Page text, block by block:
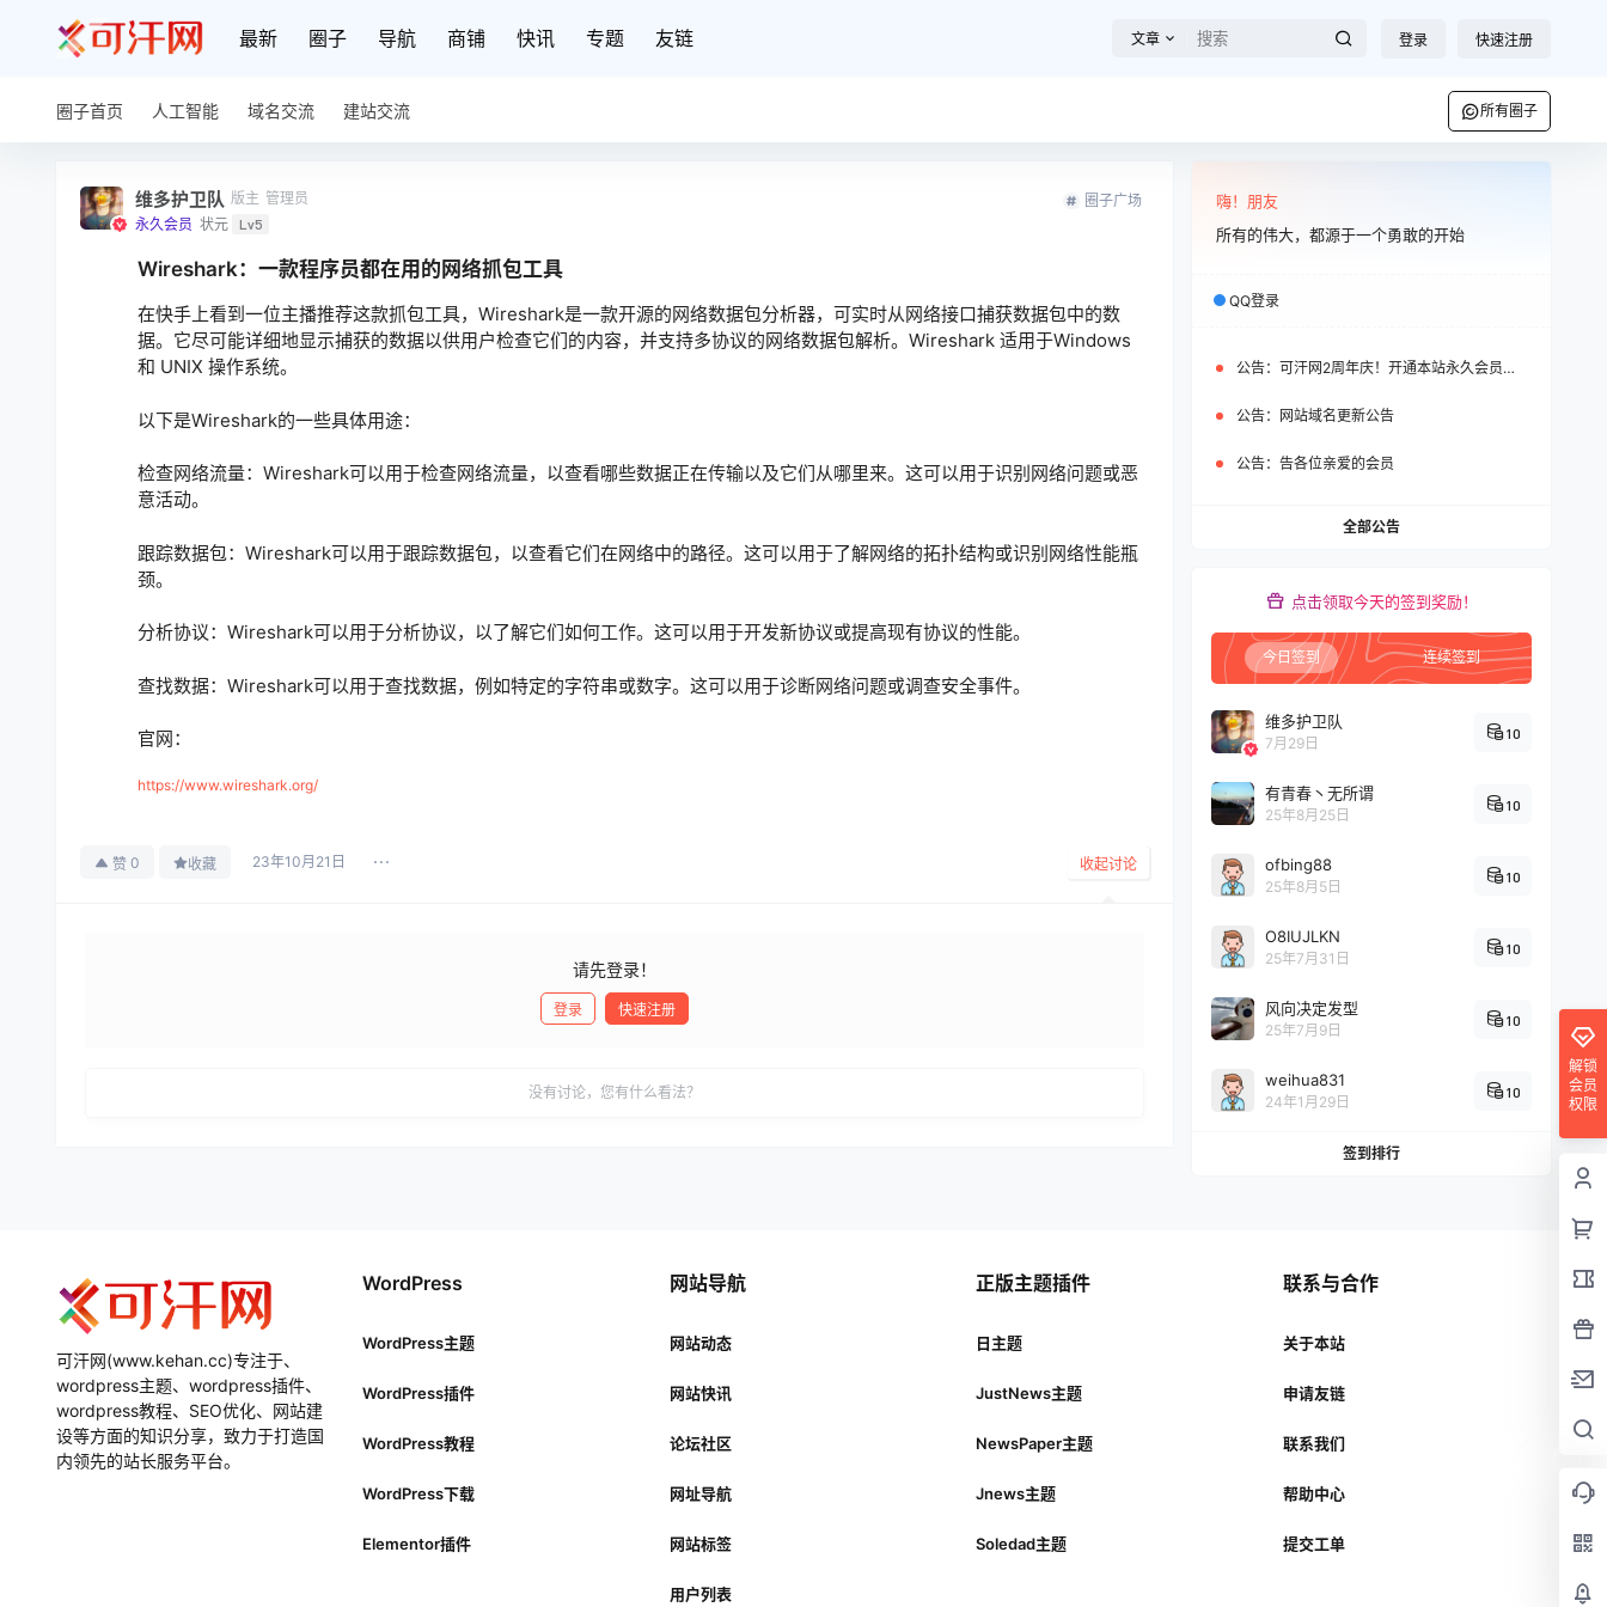
最新 圈子 导航 商铺 快讯 专题 友链 文章 登录 快速注册
圈子首页 人工智能 域名交流 建站交流 所有圈子
维多护卫队 版主 管理员
永久会员 状元 Lv5
圈子广场
Wireshark：一款程序员都在用的网络抓包工具
在快手上看到一位主播推荐这款抓包工具，Wireshark是一款开源的网络数据包分析器，可实时从网络接口捕获数据包中的数
据。它尽可能详细地显示捕获的数据以供用户检查它们的内容，并支持多协议的网络数据包解析。Wireshark 适用于Windows
和 UNIX 操作系统。
以下是Wireshark的一些具体用途：
检查网络流量：Wireshark可以用于检查网络流量，以查看哪些数据正在传输以及它们从哪里来。这可以用于识别网络问题或恶
意活动。
跟踪数据包：Wireshark可以用于跟踪数据包，以查看它们在网络中的路径。这可以用于了解网络的拓扑结构或识别网络性能瓶
颈。
分析协议：Wireshark可以用于分析协议，以了解它们如何工作。这可以用于开发新协议或提高现有协议的性能。
查找数据：Wireshark可以用于查找数据，例如特定的字符串或数字。这可以用于诊断网络问题或调查安全事件。
官网：
https://www.wireshark.org/
赞 0 收藏 23年10月21日 收起讨论
请先登录！
登录 快速注册
没有讨论，您有什么看法？
嗨！朋友
所有的伟大，都源于一个勇敢的开始
QQ登录
公告： 可汗网2周年庆！开通本站永久会员即可免费获赠WP之家永久会员
公告： 网站域名更新公告
公告： 告各位亲爱的会员
全部公告
点击领取今天的签到奖励！
今日签到 连续签到
维多护卫队
7月29日
10
有青春丶无所谓
25年8月25日
10
ofbing88
25年8月5日
10
O8IUJLKN
25年7月31日
10
风向决定发型
25年7月9日
10
weihua831
24年1月29日
10
签到排行
解锁
会员
权限
可汗网(www.kehan.cc)专注于、
wordpress主题、wordpress插件、
wordpress教程、SEO优化、网站建
设等方面的知识分享，致力于打造国
内领先的站长服务平台。
WordPress
WordPress主题
WordPress插件
WordPress教程
WordPress下载
Elementor插件
网站导航
网站动态
网站快讯
论坛社区
网址导航
网站标签
用户列表
正版主题插件
日主题
JustNews主题
NewsPaper主题
Jnews主题
Soledad主题
联系与合作
关于本站
申请友链
联系我们
帮助中心
提交工单